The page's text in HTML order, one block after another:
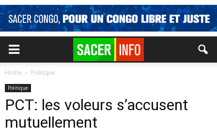
Home Politique
Politique
PCT: les voleurs s’accusent
mutuellement